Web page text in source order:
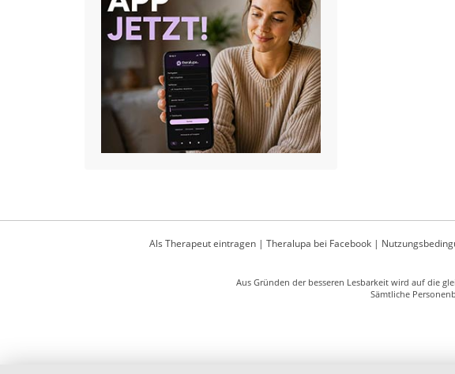
Als Therapeut eintragen| Theralupa bei Facebook|
Aus Gründen der besseren Lesbarkeit wird auf die
Sämtliche